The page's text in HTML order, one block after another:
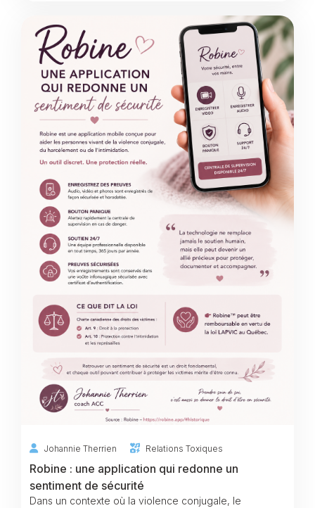
Johannie Therrien Relations Toxiques
Robine : une application qui redonne un
sentiment de sécurité
Dans un contexte où la violence conjugale, le